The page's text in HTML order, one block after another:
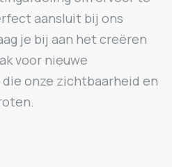
aansluit bij ons
je bij aan het creëren
voor nieuwe
onze zichtbaarheid en